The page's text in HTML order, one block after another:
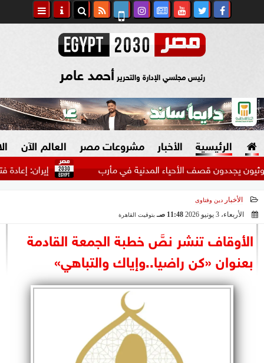
رئيس مجلسي الإدارة والتحرير أحمد عامر
الرئيسية الأخبار
السياسة
الرئاسة
البرلمان
دين وفتاوى
مشروعات مصر
صنع في مصر
العالم الآن
إيران: إعادة فتح مضيق هرمز الأحياء المدنية في مأرب
الأخبار دين وفتاوى
الأربعاء، 3 يونيو 2026 11:48 صـ بتوقيت القاهرة
الأوقاف تنشر نصَّ خطبة الجمعة القادمة
بعنوان «كن راضيا..وإياك والتباهي»